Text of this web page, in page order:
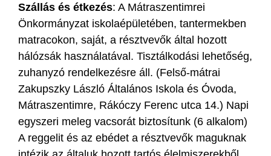
Szállás és étkezés: A Mátraszentimrei
Önkormányzat iskolaépületében, tantermekben
matracokon, saját, a résztvevők által hozott
hálózsák használatával. Tisztálkodási lehetőség,
zuhanyzó rendelkezésre áll. (Felső-mátrai
Zakupszky László Általános Iskola és Óvoda,
Mátraszentimre, Rákóczy Ferenc utca 14.) Napi
egyszeri meleg vacsorát biztosítunk (6 alkalom)
A reggelit és az ebédet a résztvevők maguknak